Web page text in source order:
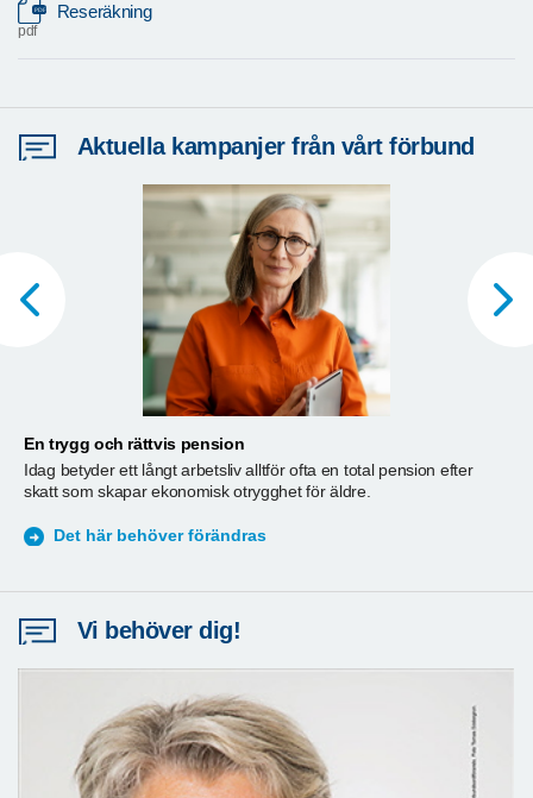
Reseräkning
pdf
Aktuella kampanjer från vårt förbund
En trygg och rättvis pension
Idag betyder ett långt arbetsliv alltför ofta en total pension efter
skatt som skapar ekonomisk otrygghet för äldre.
Det här behöver förändras
Vi behöver dig!